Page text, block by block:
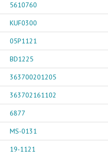
5610760
KUF0300
05P1121
BD1225
363700201205
363702161102
6877
MS-0131
19-1121